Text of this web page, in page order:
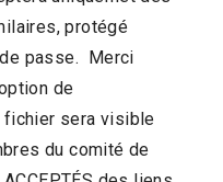
protégé
passe. Merci
de
fichier sera visible
du comité de